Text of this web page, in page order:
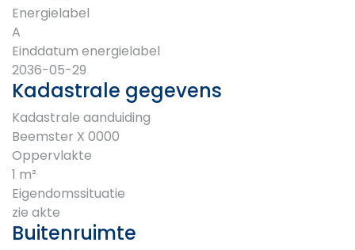
Energielabel
A
Einddatum energielabel
2036-05-29
Kadastrale gegevens
Kadastrale aanduiding
Beemster X 0000
Oppervlakte
1 m²
Eigendomssituatie
zie akte
Buitenruimte